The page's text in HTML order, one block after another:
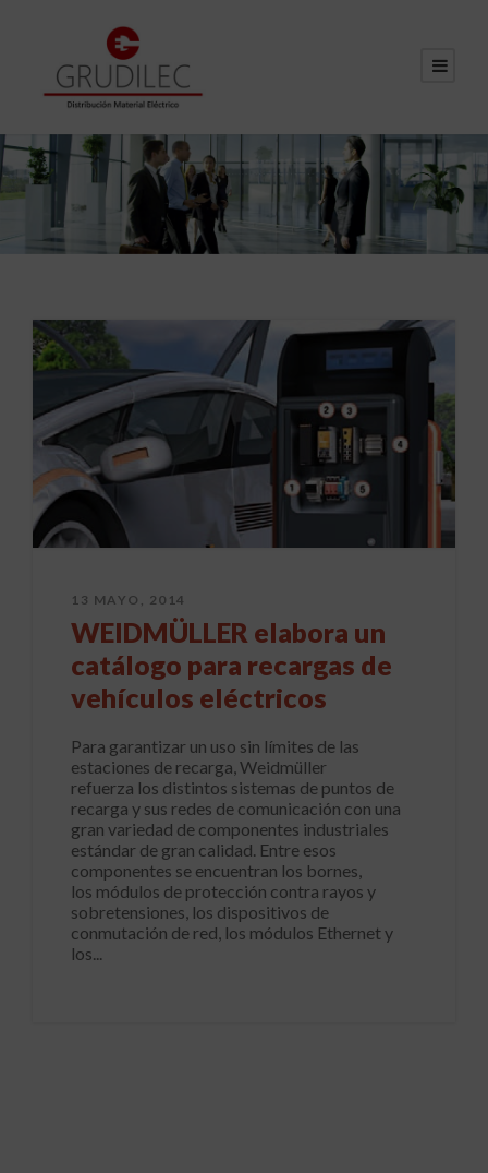
13 MAYO, 2014
WEIDMÜLLER elabora un
catálogo para recargas de
vehículos eléctricos
Para garantizar un uso sin límites de las
estaciones de recarga, Weidmüller
refuerza los distintos sistemas de puntos de
recarga y sus redes de comunicación con una
gran variedad de componentes industriales
estándar de gran calidad. Entre esos
componentes se encuentran los bornes,
los módulos de protección contra rayos y
sobretensiones, los dispositivos de
conmutación de red, los módulos Ethernet y
los...